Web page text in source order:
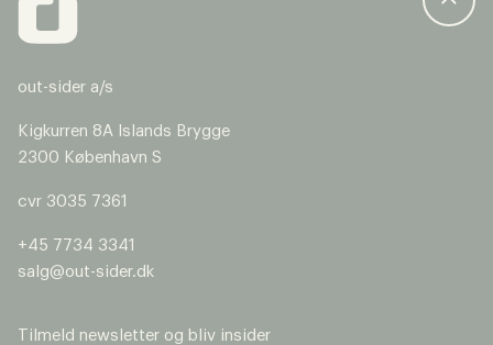
samt tilmelding til out-siders nyhedsbrev. Jeg kan til
enhver tid trække mit samtykke tilbage.
send
out-sider a/s
Kigkurren 8A Islands Brygge
2300 København S
cvr 3035 7361
+45 7734 3341
salg@out-sider.dk
Tilmeld newsletter og bliv insider